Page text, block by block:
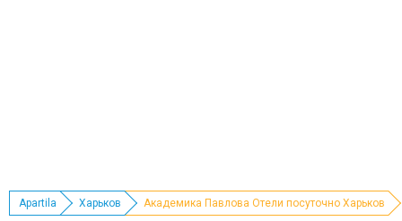
Apartila Харьков Академика Павлова Отели посуточно Харьков